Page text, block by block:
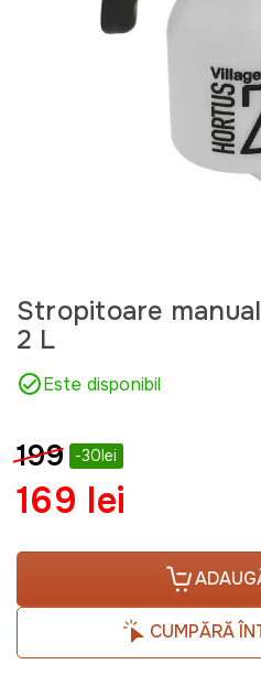
Stropitoare
2 L
Este disponibil
199 -30lei
169 lei
CUMPĂRĂ